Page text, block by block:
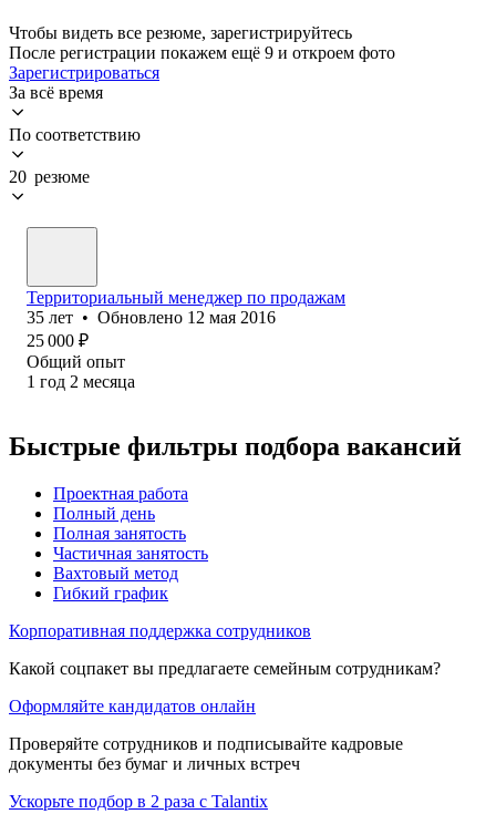
Чтобы видеть все резюме, зарегистрируйтесь
После регистрации покажем ещё 9 и откроем фото
Зарегистрироваться
За всё время
По соответствию
20 резюме
Территориальный менеджер по продажам
35 лет • Обновлено 12 мая 2016
25 000 ₽
Общий опыт
1 год 2 месяца
Быстрые фильтры подбора вакансий
Проектная работа
Полный день
Полная занятость
Частичная занятость
Вахтовый метод
Гибкий график
Корпоративная поддержка сотрудников
Какой соцпакет вы предлагаете семейным сотрудникам?
Оформляйте кандидатов онлайн
Проверяйте сотрудников и подписывайте кадровые
документы без бумаг и личных встреч
Ускорьте подбор в 2 раза с Talantix